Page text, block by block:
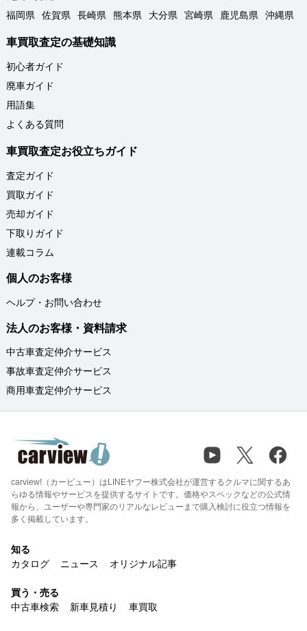
福岡県
佐賀県 長崎県 熊本県 大分県 宮崎県 鹿児島県 沖縄県
車買取査定の基礎知識
初心者ガイド
廃車ガイド
用語集
よくある質問
車買取査定お役立ちガイド
査定ガイド
買取ガイド
売却ガイド
下取りガイド
連載コラム
個人のお客様
ヘルプ・お問い合わせ
法人のお客様・資料請求
中古車査定仲介サービス
事故車査定仲介サービス
商用車査定仲介サービス
carview!（カービュー）はLINEヤフー株式会社が運営するクルマに関するあ
らゆる情報やサービスを提供するサイトです。価格やスペックなどの公式情
報から、ユーザーや専門家のリアルなレビューまで購入検討に役立つ情報を
多く掲載しています。
知る
カタログ
ニュース オリジナル記事
買う・売る
中古車検索
新車見積り 車買取